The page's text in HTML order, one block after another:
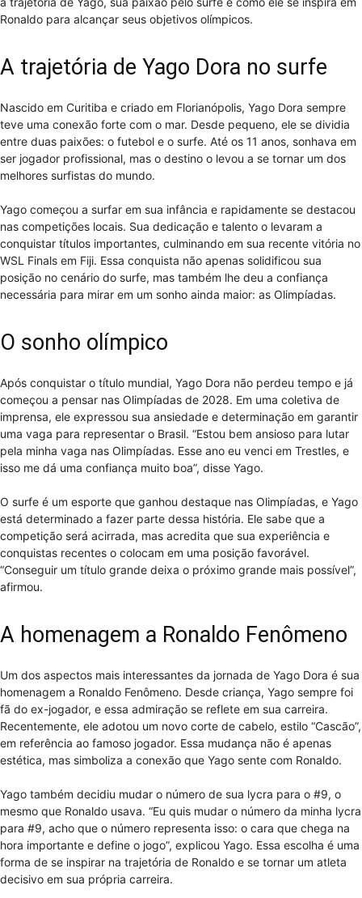
Ronaldo para alcançar seus objetivos olímpicos.
A trajetória de Yago Dora no surfe
Nascido em Curitiba e criado em Florianópolis, Yago Dora sempre
teve uma conexão forte com o mar. Desde pequeno, ele se dividia
entre duas paixões: o futebol e o surfe. Até os 11 anos, sonhava em
ser jogador profissional, mas o destino o levou a se tornar um dos
melhores surfistas do mundo.
Yago começou a surfar em sua infância e rapidamente se destacou
nas competições locais. Sua dedicação e talento o levaram a
conquistar títulos importantes, culminando em sua recente vitória no
WSL Finals em Fiji. Essa conquista não apenas solidificou sua
posição no cenário do surfe, mas também lhe deu a confiança
necessária para mirar em um sonho ainda maior: as Olimpíadas.
O sonho olímpico
Após conquistar o título mundial, Yago Dora não perdeu tempo e já
começou a pensar nas Olimpíadas de 2028. Em uma coletiva de
imprensa, ele expressou sua ansiedade e determinação em garantir
uma vaga para representar o Brasil. “Estou bem ansioso para lutar
pela minha vaga nas Olimpíadas. Esse ano eu venci em Trestles, e
isso me dá uma confiança muito boa”, disse Yago.
O surfe é um esporte que ganhou destaque nas Olimpíadas, e Yago
está determinado a fazer parte dessa história. Ele sabe que a
competição será acirrada, mas acredita que sua experiência e
conquistas recentes o colocam em uma posição favorável.
“Conseguir um título grande deixa o próximo grande mais possível”,
afirmou.
A homenagem a Ronaldo Fenômeno
Um dos aspectos mais interessantes da jornada de Yago Dora é sua
homenagem a Ronaldo Fenômeno. Desde criança, Yago sempre foi
fã do ex-jogador, e essa admiração se reflete em sua carreira.
Recentemente, ele adotou um novo corte de cabelo, estilo “Cascão”,
em referência ao famoso jogador. Essa mudança não é apenas
estética, mas simboliza a conexão que Yago sente com Ronaldo.
Yago também decidiu mudar o número de sua lycra para o #9, o
mesmo que Ronaldo usava. “Eu quis mudar o número da minha lycra
para #9, acho que o número representa isso: o cara que chega na
hora importante e define o jogo”, explicou Yago. Essa escolha é uma
forma de se inspirar na trajetória de Ronaldo e se tornar um atleta
decisivo em sua própria carreira.